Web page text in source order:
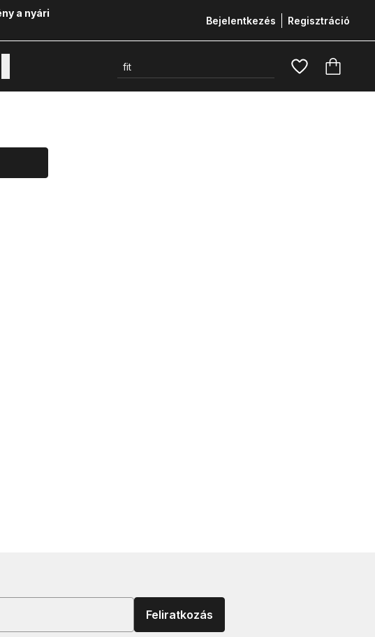
a nyári
Bejelentkezés Regisztráció
Feliratkozás